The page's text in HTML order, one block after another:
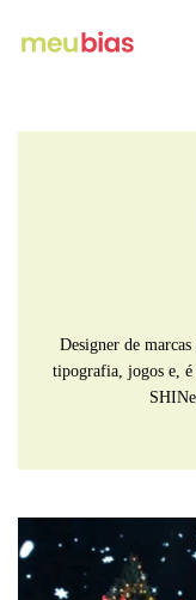
Designer de
tipografia, jogos e,